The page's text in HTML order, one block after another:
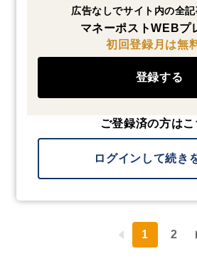
広告なしでサイト内の全
マネーポストWEBプ
初回登録月は無
登録する
ご登録済の方はこ
ログインして続き
1 2